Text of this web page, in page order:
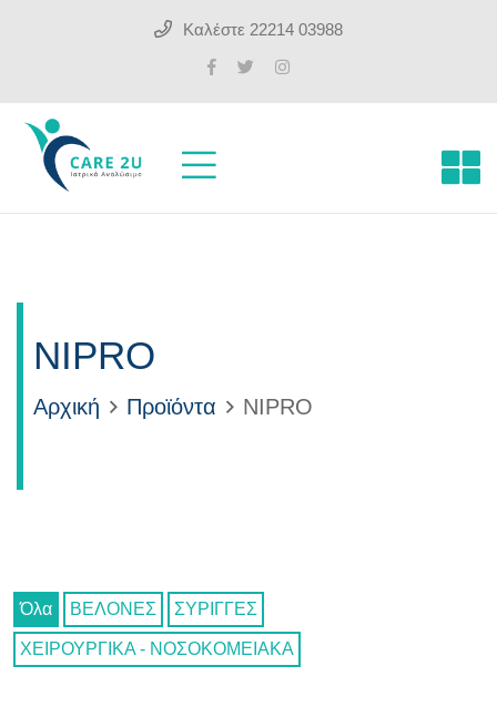
Καλέστε 22214 03988
NIPRO
Αρχική Προϊόντα NIPRO
Όλα ΒΕΛΟΝΕΣ ΣΥΡΙΓΓΕΣ
ΧΕΙΡΟΥΡΓΙΚΑ - ΝΟΣΟΚΟΜΕΙΑΚΑ